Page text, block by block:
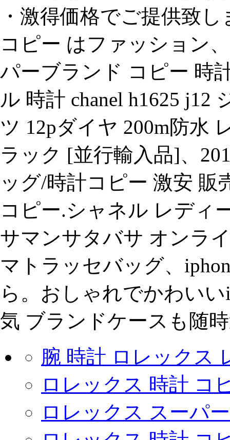
・激得価格でご提供致
コピー はファッション
パーブランド コピー 時
ル 時計 chanel h1625 j12
ツ 12pダイヤ 200m防水
ラック [並行輸入品]、
ッグ/時計コピー 激安 販
コピー.シャネル レディ
サマンサタバサ オンラ
マトラッセバッグ、
ら。おしゃれでかわい
気 ブランドケースも随
腕 時計 ロレックス
ロレックス 時計 コ
ロレックス スーパ